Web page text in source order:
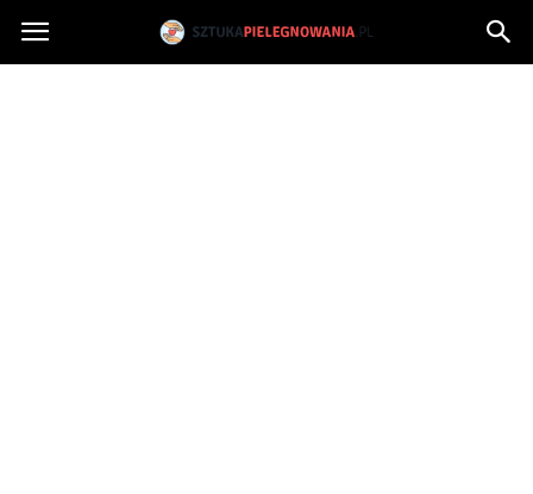
Sztukapielegnowania.pl